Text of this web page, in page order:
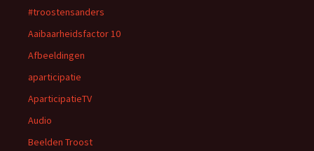
#troostensanders
Aaibaarheidsfactor 10
Afbeeldingen
aparticipatie
AparticipatieTV
Audio
Beelden Troost